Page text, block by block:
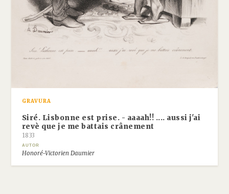
GRAVURA
Siré. Lisbonne est prise. - aaaah!! .... aussi j'ai
revè que je me battais crânement
1833
AUTOR
Honoré-Victorien Daumier